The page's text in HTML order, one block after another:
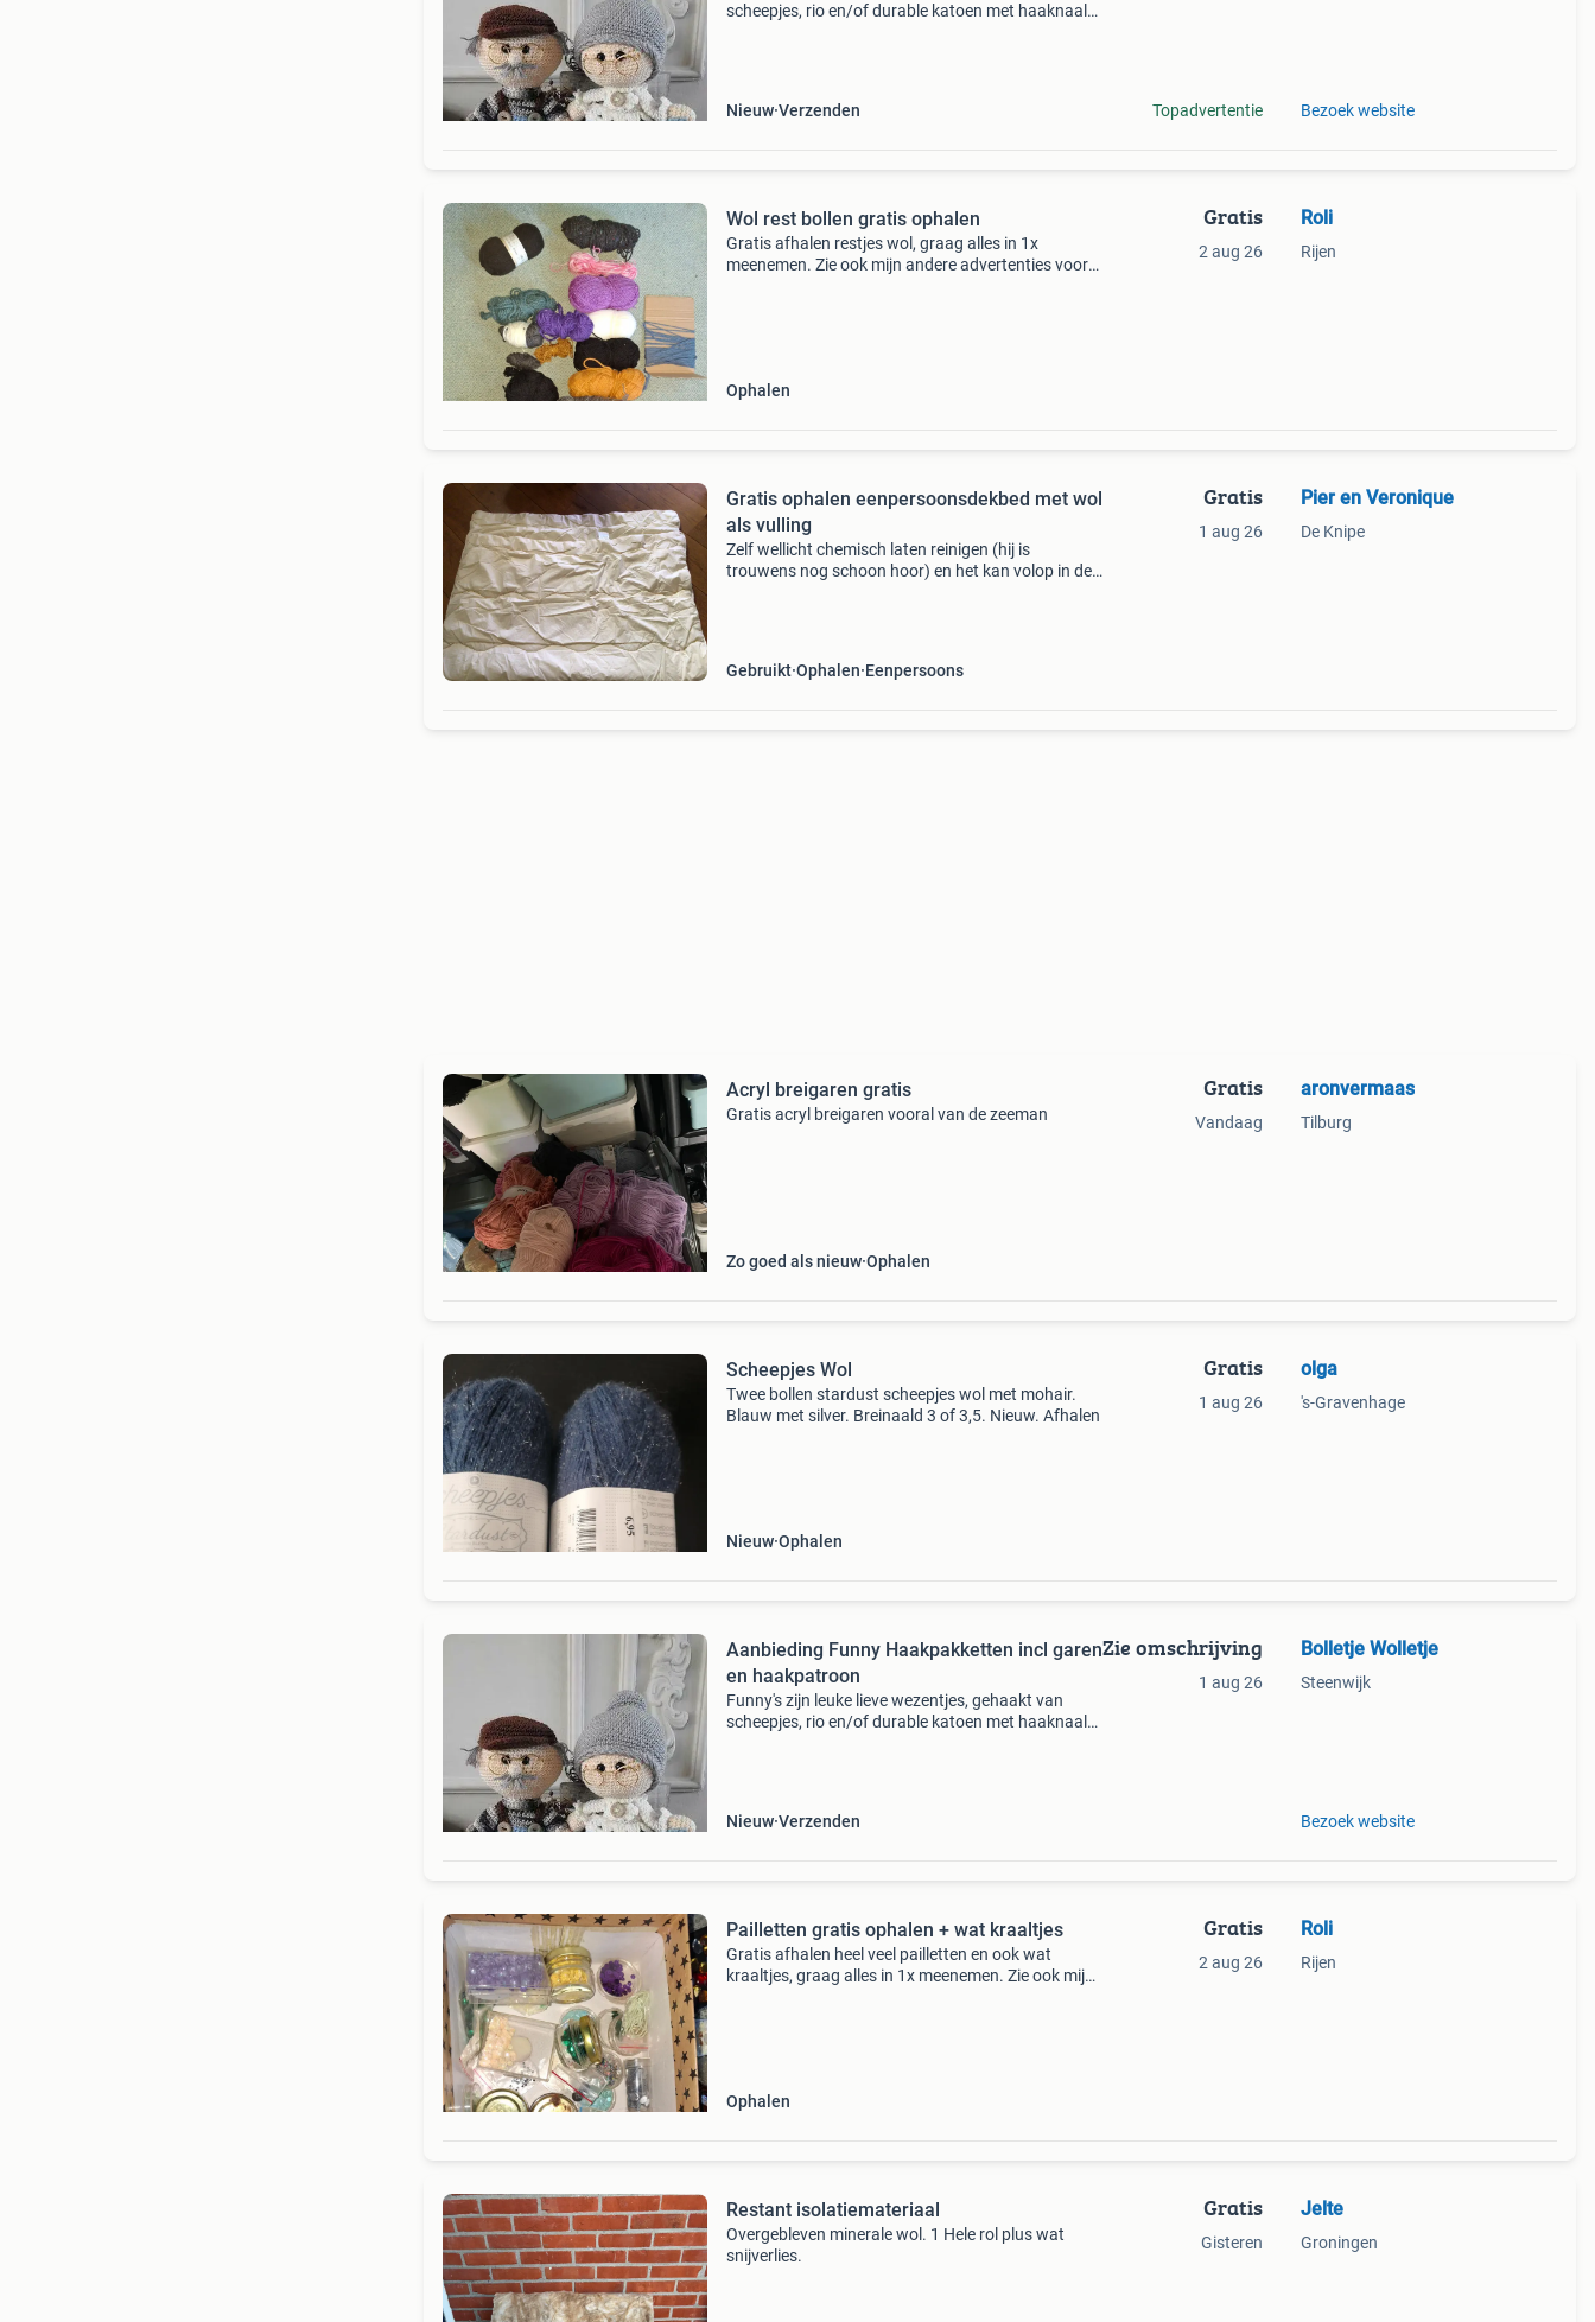
scheepjes, rio en/of durable katoen met haaknaald
Nieuw Verzenden Topadvertentie Bezoek website
Wol rest bollen gratis ophalen
Gratis afhalen restjes wol, graag alles in 1x
meenemen. Zie ook mijn andere advertenties voor
Ophalen
Gratis
2 aug 26
Roli
Rijen
Gratis ophalen eenpersoonsdekbed met wol
als vulling
Zelf wellicht chemisch laten reinigen (hij is
trouwens nog schoon hoor) en het kan volop in de
Gebruikt Ophalen Eenpersoons
Gratis
1 aug 26
Pier en Veronique
De Knipe
Acryl breigaren gratis
Gratis acryl breigaren vooral van de zeeman
Zo goed als nieuw Ophalen
Gratis
Vandaag
aronvermaas
Tilburg
Scheepjes Wol
Twee bollen stardust scheepjes wol met mohair.
Blauw met silver. Breinaald 3 of 3,5. Nieuw. Afhalen
Nieuw Ophalen
Gratis
1 aug 26
olga
's-Gravenhage
Aanbieding Funny Haakpakketten incl garen
en haakpatroon
Funny's zijn leuke lieve wezentjes, gehaakt van
scheepjes, rio en/of durable katoen met haaknaald
Nieuw Verzenden
Zie omschrijving
1 aug 26
Bolletje Wolletje
Steenwijk
Bezoek website
Pailletten gratis ophalen + wat kraaltjes
Gratis afhalen heel veel pailletten en ook wat
kraaltjes, graag alles in 1x meenemen. Zie ook mijn
Ophalen
Gratis
2 aug 26
Roli
Rijen
Restant isolatiemateriaal
Overgebleven minerale wol. 1 Hele rol plus wat
snijverlies.
Gratis
Gisteren
Jelte
Groningen